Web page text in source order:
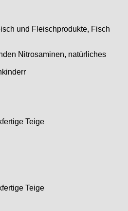
und Fleischprodukte, Fisch
Nitrosaminen, natürliches
Teige
Teige